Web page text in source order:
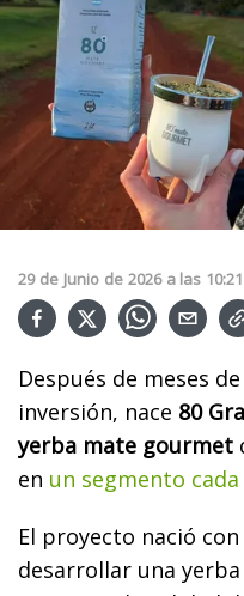
29 de Junio de 2026 a las 10:21
Después de meses
inversión, nace 80
yerba mate gourmet
en un segmento
El proyecto nació
desarrollar una